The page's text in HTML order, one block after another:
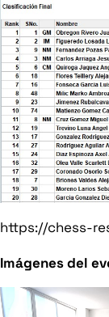
https://chess-
Imágenes del